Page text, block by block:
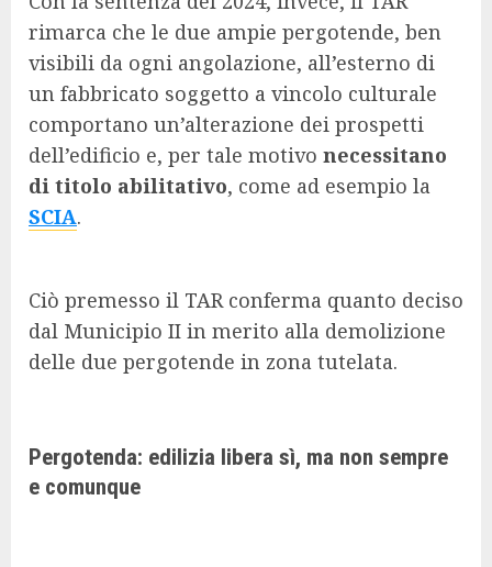
rimarca che le due ampie pergotende, ben
visibili da ogni angolazione, all’esterno di
un fabbricato soggetto a vincolo culturale
comportano un’alterazione dei prospetti
dell’edificio e, per tale motivo necessitano
di titolo abilitativo, come ad esempio la
SCIA.
Ciò premesso il TAR conferma quanto deciso
dal Municipio II in merito alla demolizione
delle due pergotende in zona tutelata.
Pergotenda: edilizia libera sì, ma non sempre
e comunque